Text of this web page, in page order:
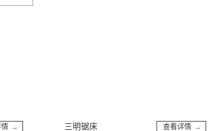
查看详情 →
三明锯床